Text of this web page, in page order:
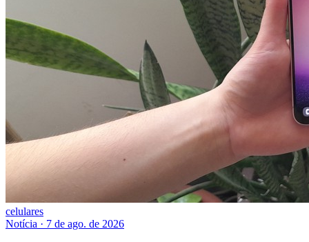
celulares
Notícia · 7 de ago. de 2026